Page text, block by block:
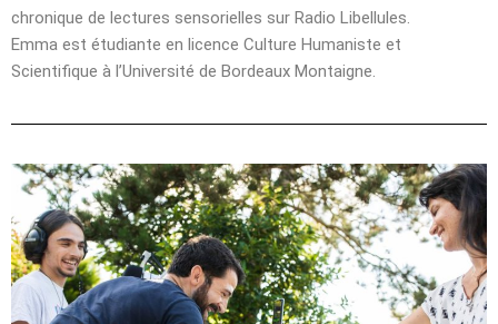
chronique de lectures sensorielles sur Radio Libellules.
Emma est étudiante en licence Culture Humaniste et
Scientifique à l’Université de Bordeaux Montaigne.